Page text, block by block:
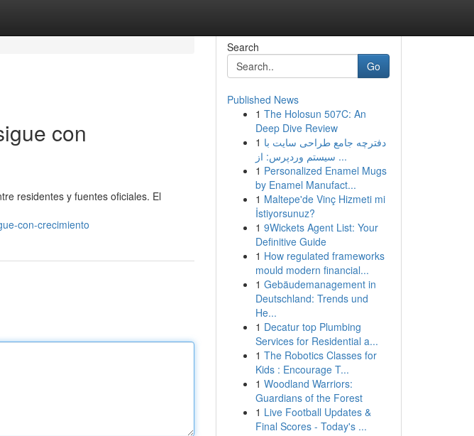
con
residentes y fuentes oficiales. El
con-crecimiento
Search
Go
Published News
1 The Holosun 507C: An
Deep Dive Review
1 دفترچه جامع طراحی سایت با
سیستم وردپرس: از ...
1 Personalized Enamel Mugs
by Enamel Manufact...
1 Maltepe'de Vinç Hizmeti mi
İstiyorsunuz?
1 9Wickets Agent List: Your
Definitive Guide
1 How regulated frameworks
mould modern financial...
1 Gebäudemanagement in
Deutschland: Trends und
He...
1 Decatur top Plumbing
Services for Residential a...
1 The Robotics Classes for
Kids : Encourage T...
1 Woodland Warriors:
Guardians of the Forest
1 Live Football Updates &
Final Scores - Today's ...